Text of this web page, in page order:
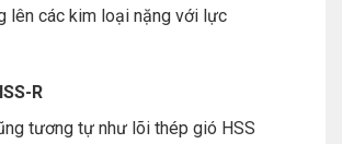
lên các kim loại nặng với lực
R
tương tự như lõi thép gió HSS